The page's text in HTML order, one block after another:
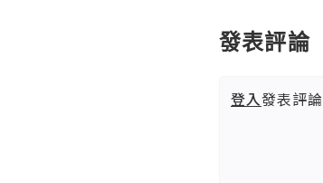
發表評論
登入發表評論